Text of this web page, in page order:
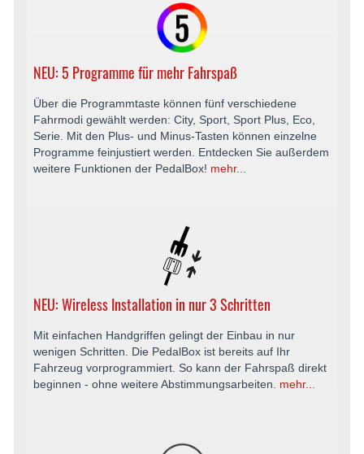
NEU: 5 Programme für mehr Fahrspaß
Über die Programmtaste können fünf verschiedene
Fahrmodi gewählt werden: City, Sport, Sport Plus, Eco,
Serie. Mit den Plus- und Minus-Tasten können einzelne
Programme feinjustiert werden. Entdecken Sie außerdem
weitere Funktionen der PedalBox! mehr...
NEU: Wireless Installation in nur 3 Schritten
Mit einfachen Handgriffen gelingt der Einbau in nur
wenigen Schritten. Die PedalBox ist bereits auf Ihr
Fahrzeug vorprogrammiert. So kann der Fahrspaß direkt
beginnen - ohne weitere Abstimmungsarbeiten. mehr...